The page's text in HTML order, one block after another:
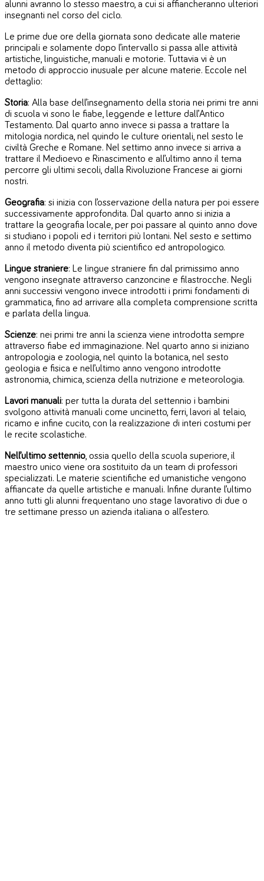
alunni avranno lo stesso maestro, a cui si affiancheranno ulteriori
insegnanti nel corso del ciclo.
Le prime due ore della giornata sono dedicate alle materie
principali e solamente dopo l’intervallo si passa alle attività
artistiche, linguistiche, manuali e motorie. Tuttavia vi è un
metodo di approccio inusuale per alcune materie. Eccole nel
dettaglio:
Storia: Alla base dell’insegnamento della storia nei primi tre anni
di scuola vi sono le fiabe, leggende e letture dall’Antico
Testamento. Dal quarto anno invece si passa a trattare la
mitologia nordica, nel quindo le culture orientali, nel sesto le
civiltà Greche e Romane. Nel settimo anno invece si arriva a
trattare il Medioevo e Rinascimento e all’ultimo anno il tema
percorre gli ultimi secoli, dalla Rivoluzione Francese ai giorni
nostri.
Geografia: si inizia con l’osservazione della natura per poi essere
successivamente approfondita. Dal quarto anno si inizia a
trattare la geografia locale, per poi passare al quinto anno dove
si studiano i popoli ed i territori più lontani. Nel sesto e settimo
anno il metodo diventa più scientifico ed antropologico.
Lingue straniere: Le lingue straniere fin dal primissimo anno
vengono insegnate attraverso canzoncine e filastrocche. Negli
anni successivi vengono invece introdotti i primi fondamenti di
grammatica, fino ad arrivare alla completa comprensione scritta
e parlata della lingua.
Scienze: nei primi tre anni la scienza viene introdotta sempre
attraverso fiabe ed immaginazione. Nel quarto anno si iniziano
antropologia e zoologia, nel quinto la botanica, nel sesto
geologia e fisica e nell’ultimo anno vengono introdotte
astronomia, chimica, scienza della nutrizione e meteorologia.
Lavori manuali: per tutta la durata del settennio i bambini
svolgono attività manuali come uncinetto, ferri, lavori al telaio,
ricamo e infine cucito, con la realizzazione di interi costumi per
le recite scolastiche.
Nell’ultimo settennio, ossia quello della scuola superiore, il
maestro unico viene ora sostituito da un team di professori
specializzati. Le materie scientifiche ed umanistiche vengono
affiancate da quelle artistiche e manuali. Infine durante l’ultimo
anno tutti gli alunni frequentano uno stage lavorativo di due o
tre settimane presso un azienda italiana o all’estero.